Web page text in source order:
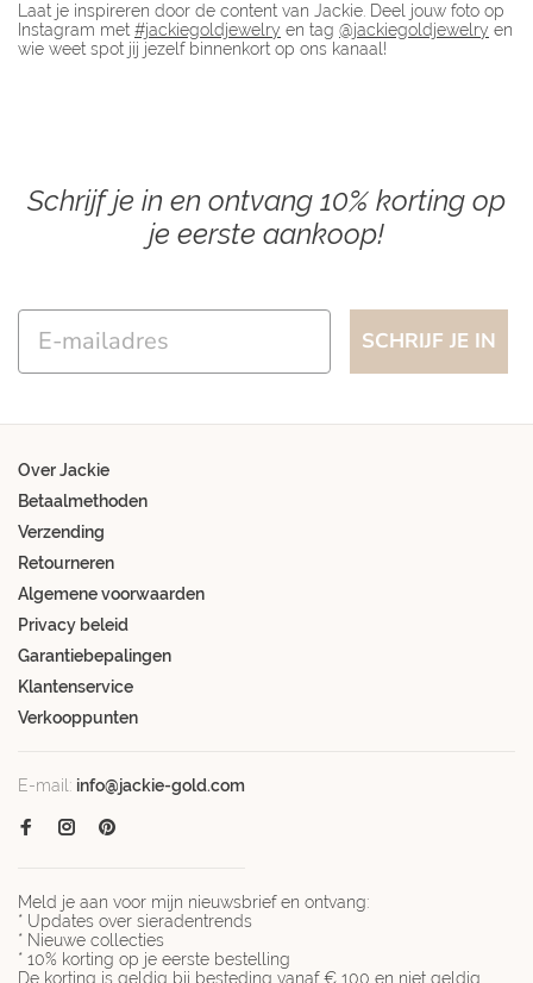
Laat je inspireren door de content van Jackie. Deel jouw foto op
Instagram met#jackiegoldjewelry en tag @jackiegoldjewelry en
wie weet spot jij jezelf binnenkort op ons kanaal!
Schrijf je in en ontvang 10% korting op
je eerste aankoop!
Email
SCHRIJF JE IN
Over Jackie
Betaalmethoden
Verzending
Retourneren
Algemene voorwaarden
Privacy beleid
Garantiebepalingen
Klantenservice
Verkooppunten
E-mail: info@jackie-gold.com
Meld je aan voor mijn nieuwsbrief en ontvang:
* Updates over sieradentrends
* Nieuwe collecties
* 10% korting op je eerste bestelling
De korting is geldig bij besteding vanaf € 100 en niet geldig